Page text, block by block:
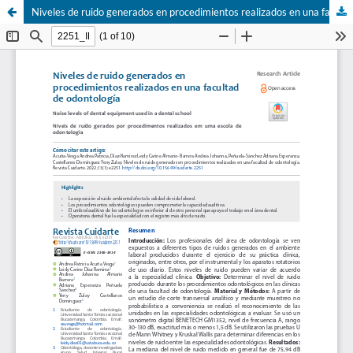
Niveles de ruido generados en procedimientos realizados en una facultad de odontología